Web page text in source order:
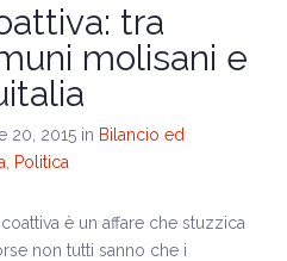
tra
molisani e
20, 2015 in Bilancio ed
Politica
è un affare che stuzzica
non tutti sanno che i